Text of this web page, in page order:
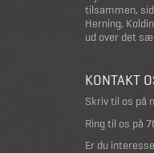
tilsammen,
Herning,
ud over det
KONTAKT
Skriv til os på
Ring til os på
Er du